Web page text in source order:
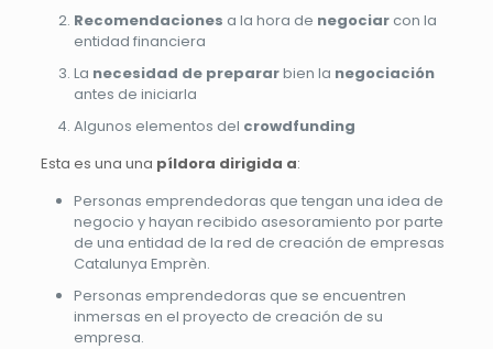
Recomendaciones a la hora de negociarcon la
entidad financiera
La necesidad de prepararbien la negociación
antes de iniciarla
Algunos elementos del crowdfunding
Esta es una una píldora dirigida a:
Personas emprendedoras que tengan una idea de
negocio y hayan recibido asesoramiento por parte
de una entidad de la red de creación de empresas
Catalunya Emprèn.
Personas emprendedoras que se encuentren
inmersas en el proyecto de creación de su
empresa.